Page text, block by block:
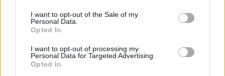
I want to opt-out of the Sale of my
Personal Data.
Opted In
I want to opt-out of processing my
Personal Data for Targeted Advertising.
Opted In